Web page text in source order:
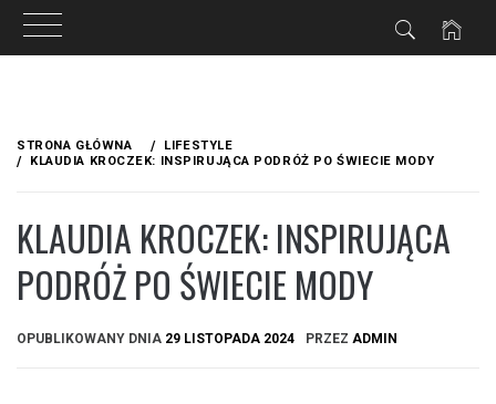
treści
STRONA GŁÓWNA
LIFESTYLE
KLAUDIA KROCZEK: INSPIRUJĄCA PODRÓŻ PO ŚWIECIE MODY
KLAUDIA KROCZEK: INSPIRUJĄCA
PODRÓŻ PO ŚWIECIE MODY
OPUBLIKOWANY DNIA 29 LISTOPADA 2024 PRZEZ ADMIN